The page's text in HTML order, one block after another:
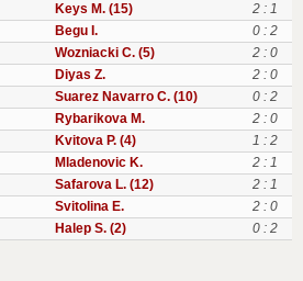
Keys M. (15)
2 : 1
Begu I.
0 : 2
Wozniacki C. (5)
2 : 0
Diyas Z.
2 : 0
Suarez Navarro C. (10)
0 : 2
Rybarikova M.
2 : 0
Kvitova P. (4)
1 : 2
Mladenovic K.
2 : 1
Safarova L. (12)
2 : 1
Svitolina E.
2 : 0
Halep S. (2) 0 : 2